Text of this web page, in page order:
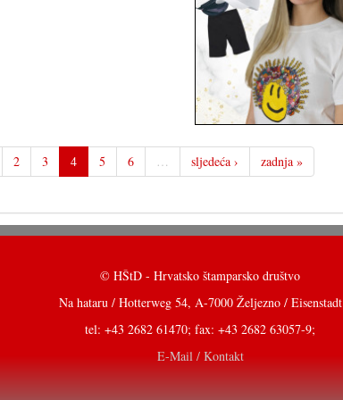
2 3 4 5 6 … sljedeća › zadnja »
© HŠtD - Hrvatsko štamparsko društvo
Na hataru / Hotterweg 54, A-7000 Željezno / Eisenstadt
tel: +43 2682 61470; fax: +43 2682 63057-9;
E-Mail / Kontakt